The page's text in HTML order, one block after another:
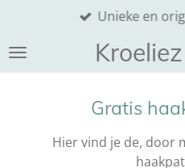
naar
de
Unieke en
Gratis
Hier vind je de, door